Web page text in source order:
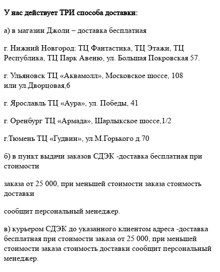
У нас действует ТРИ способа доставки:
а) в магазин Джоли – доставка бесплатная
г. Нижний Новгород: ТЦ Фантастика, ТЦ Этажи, ТЦ
Республика, ТЦ Парк Авеню, ул. Большая Покровская 57.
г. Ульяновск ТЦ «Аквамолл», Московское шоссе, 108
или ул.Дворцовая,6
г. Ярославль ТЦ «Аура», ул. Победы, 41
г. Оренбург ТЦ «Армада», Шарлыкское шоссе,1/2
г.Тюмень ТЦ «Гудвин», ул.М.Горького д.70
б) в пункт выдачи заказов СДЭК -доставка бесплатная при
стоимости
заказа от 25 000, при меньшей стоимости заказа стоимость
доставки
сообщит персональный менеджер.
в) курьером СДЭК до указанного клиентом адреса -доставка
бесплатная при стоимости заказа от 25 000, при меньшей
стоимости заказа стоимость доставки сообщит персональный
менеджер.